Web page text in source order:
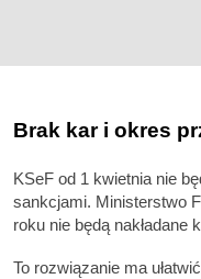
Brak kar i okres
KSeF od 1 kwietnia nie
sankcjami. Ministerstwo
roku nie będą nakładane
To rozwiązanie ma